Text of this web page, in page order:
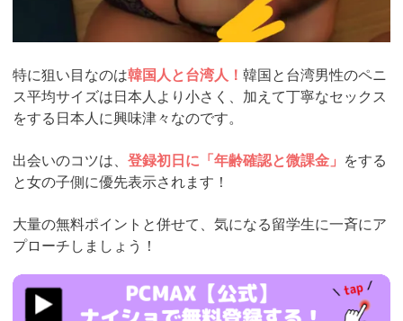
特に狙い目なのは韓国人と台湾人！ 韓国と台湾男性のペニ
ス平均サイズは日本人より小さく、加えて丁寧なセックス
をする日本人に興味津々なのです。
出会いのコツは、 登録初日に「年齢確認と微課金」 をする
と女の子側に優先表示されます！
大量の無料ポイントと併せて、気になる留学生に一斉にア
プローチしましょう！
https://pcmax.jp/lp/?
ad_id=rm307152